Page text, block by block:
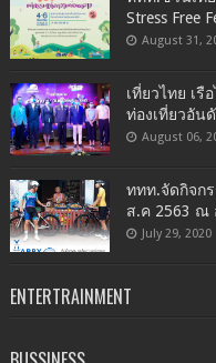
Stress Free
August 31,
เที่ยวไทย เรื
ท่องเที่ยวอัน
August 06,
ททท.จัดกิจก
ส.ค 2563 ณ
July 29, 2020
ENTERTRAINMENT